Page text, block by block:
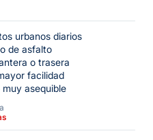
urbanos diarios
de asfalto
o trasera
facilidad
asequible